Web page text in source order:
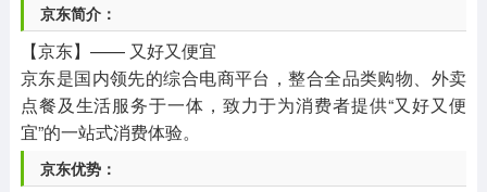
京东简介：
【京东】—— 又好又便宜
京东是国内领先的综合电商平台，整合全品类购物、外卖
点餐及生活服务于一体，致力于为消费者提供“又好又便
宜”的一站式消费体验。
京东优势：